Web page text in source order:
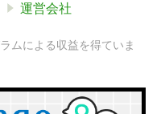
運営会社
ムによる収益を得ていま